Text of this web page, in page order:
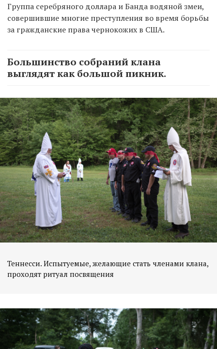
Группа серебряного доллара и Банда водяной змеи,
совершившие многие преступления во время борьбы
за гражданские права чернокожих в США.
Большинство собраний клана
выглядят как большой пикник.
Теннесси. Испытуемые, желающие стать членами клана,
проходят ритуал посвящения